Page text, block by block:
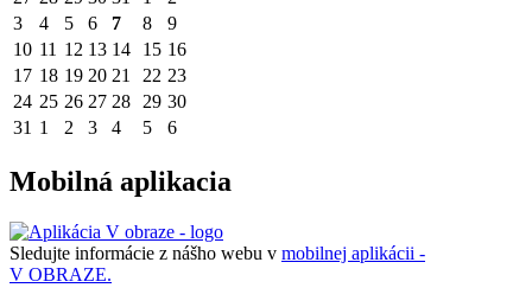
3
4 5 6 7 8
9
10 11 12 13 14 15 16
17 18 19 20 21 22 23
24 25 26 27 28 29 30
31 1 2 3 4 5 6
Mobilná aplikacia
Sledujte informácie z nášho webu v mobilnej aplikácii -
V OBRAZE.